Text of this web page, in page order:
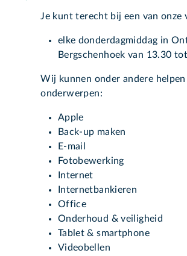
Je kunt terecht bij een van onze
elke donderdagmiddag in
Bergschenhoek van 13.30
Wij kunnen onder andere helpen
onderwerpen:
Apple
Back-up maken
E-mail
Fotobewerking
Internet
Internetbankieren
Office
Onderhoud & veiligheid
Tablet & smartphone
Videobellen